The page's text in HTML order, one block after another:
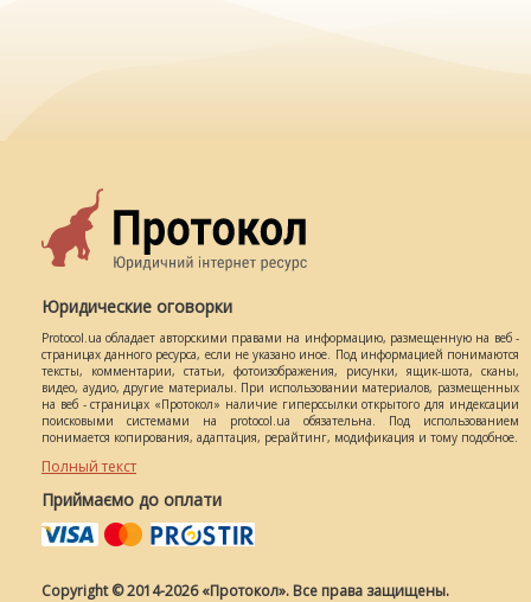
Юридические оговорки
Protocol.ua обладает авторскими правами на информацию, размещенную на веб -
страницах данного ресурса, если не указано иное. Под информацией понимаются
тексты, комментарии, статьи, фотоизображения, рисунки, ящик-шота, сканы,
видео, аудио, другие материалы. При использовании материалов, размещенных
на веб - страницах «Протокол» наличие гиперссылки открытого для индексации
поисковыми системами на protocol.ua обязательна. Под использованием
понимается копирования, адаптация, рерайтинг, модификация и тому подобное.
Полный текст
Приймаємо до оплати
Copyright © 2014-2026 «Протокол». Все права защищены.